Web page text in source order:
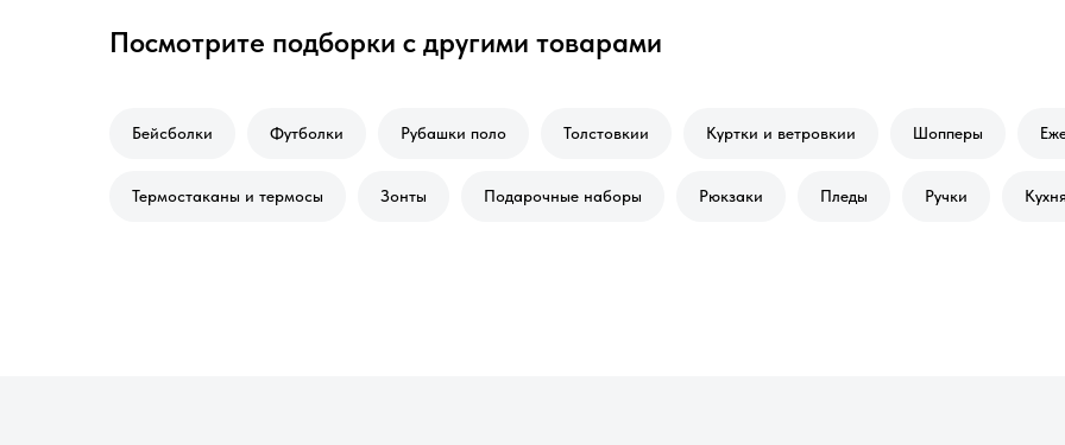
Посмотрите подборки с другими товарами
Бейсболки Футболки Рубашки поло Толстовкии Куртки и ветровкии Шопперы
Термостаканы и термосы Зонты Подарочные наборы Рюкзаки Пледы Ручки